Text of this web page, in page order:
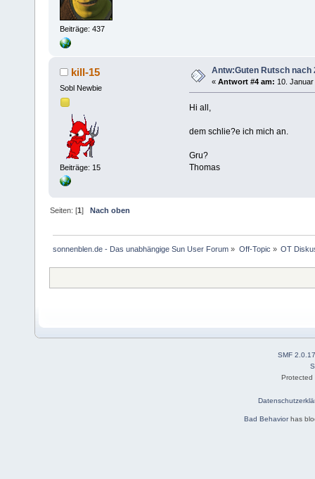
Beiträge: 437
kill-15
Sobl Newbie
Beiträge: 15
Antw:Guten Rutsch nach
« Antwort #4 am: 10.
Hi all,
dem schlie?e ich mich an.
Gru?
Thomas
Seiten: [1]Nach oben
sonnenblen.de - Das unabhängige Sun User Forum » Off-Topic » OT
SMF 2.0.17
Bad Behaviorhas